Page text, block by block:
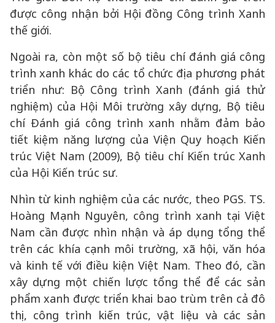
được công nhận bởi Hội đồng Công trình Xanh
thế giới.
Ngoài ra, còn một số bộ tiêu chí đánh giá công
trình xanh khác do các tổ chức địa phương phát
triển như: Bộ Công trình Xanh (đánh giá thử
nghiệm) của Hội Môi trường xây dựng, Bộ tiêu
chí Đánh giá công trình xanh nhằm đảm bảo
tiết kiệm năng lượng của Viện Quy hoạch Kiến
trúc Việt Nam (2009), Bộ tiêu chí Kiến trúc Xanh
của Hội Kiến trúc sư.
Nhìn từ kinh nghiệm của các nước, theo PGS. TS.
Hoàng Mạnh Nguyên, công trình xanh tại Việt
Nam cần được nhìn nhận và áp dụng tổng thể
trên các khía cạnh môi trường, xã hội, văn hóa
và kinh tế với điều kiện Việt Nam. Theo đó, cần
xây dựng một chiến lược tổng thể để các sản
phẩm xanh được triển khai bao trùm trên cả đô
thị, công trình kiến trúc, vật liệu và các sản